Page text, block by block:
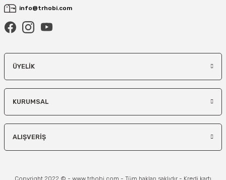
info@trhobi.com
ÜYELIK
KURUMSAL
ALIŞVERIŞ
Copyright 2022 © - www.trhobi.com - Tüm hakları saklıdır - Kredi kartı